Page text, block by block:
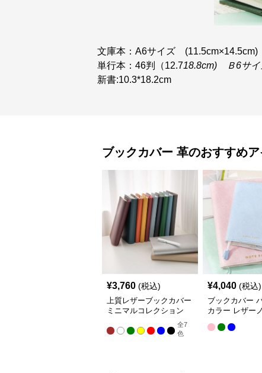
文庫本：A6サイズ (11.5cm×14.5cm)
単行本：46判（12.718.8cm) Ｂ6サイ
新書:10.3*18.2cm
ブックカバー 革のおすすめ
¥3,760 (税込)
上質レザーブックカバー
ミニマルコレクション
全7
色
¥4,040 (税込)
ブックカバー
カラー レザー
バー A5（ビジ
A6（文庫本）対